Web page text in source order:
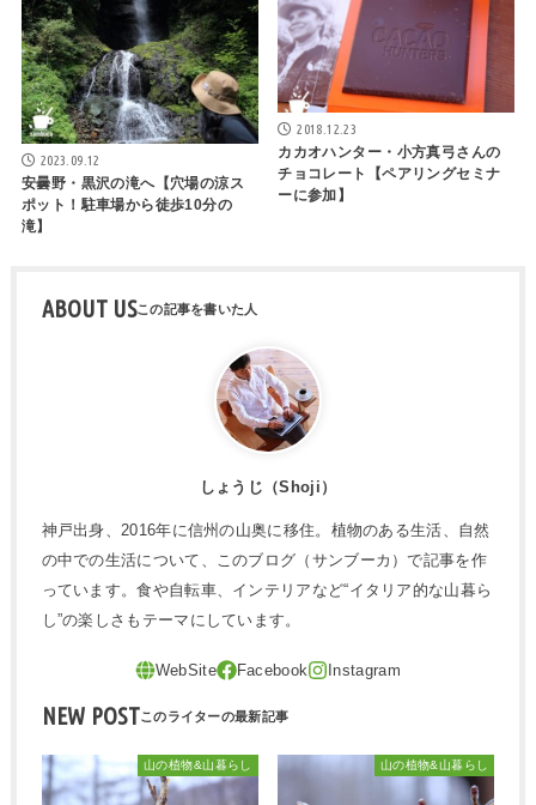
2023.09.12
安曇野・黒沢の滝へ【穴場の涼ス
ポット！駐車場から徒歩10分の
滝】
2018.12.23
カカオハンター・小方真弓さんの
チョコレート【ペアリングセミナ
ーに参加】
ABOUT US
しょうじ（Shoji）
神戸出身、2016年に信州の山奥に移住。植物のある生活、自然
の中での生活について、このブログ（サンブーカ）で記事を作
っています。食や自転車、インテリアなど“イタリア的な山暮ら
し”の楽しさもテーマにしています。
NEW POST
山の植物&山暮らし 山の植物&山暮らし